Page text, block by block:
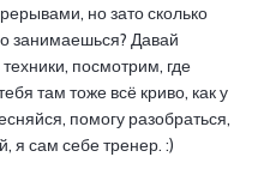
но зато сколько
занимаешься? Давай
посмотрим, где
там тоже всё криво, как у
помогу разобраться,
я сам себе тренер. :)